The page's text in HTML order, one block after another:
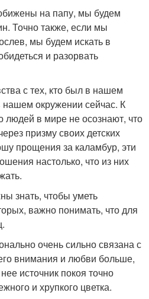
на папу, мы будем
Точно также, если мы
мы будем искать в
и разорвать
с тех, кто был в нашем
нашем окружении сейчас. К
в мире не осознают, что
призму своих детских
прощения за каламбур, эти
настолько, что из них
знать, чтобы уметь
важно понимать, что для
очень сильно связана с
внимания и любви больше,
источник покоя точно
и хрупкого цветка.